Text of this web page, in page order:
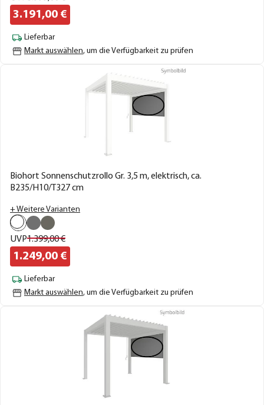
3.191,00 €
Lieferbar
Markt auswählen, um die Verfügbarkeit zu prüfen
Biohort Sonnenschutzrollo Gr. 3,5 m, elektrisch, ca.
B235/H10/T327 cm
+ Weitere Varianten
UVP1.399,00€
1.249,00 €
Lieferbar
Markt auswählen, um die Verfügbarkeit zu prüfen